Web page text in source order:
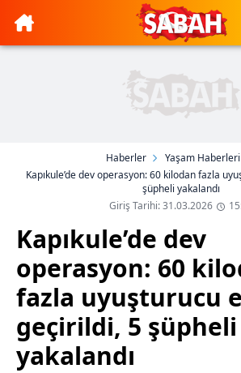
Haberler
Yaşam Haberleri
Kapıkule’de dev operasyon: 60 kilodan fazla
şüpheli yakalandı
Giriş Tarihi: 31.03.2026
Kapıkule’de dev
operasyon: 60
fazla uyuşturucu
geçirildi, 5 şüpheli
yakalandı